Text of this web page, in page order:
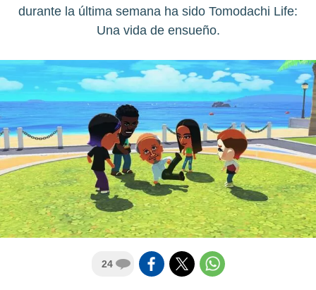
durante la última semana ha sido Tomodachi Life:
Una vida de ensueño.
24